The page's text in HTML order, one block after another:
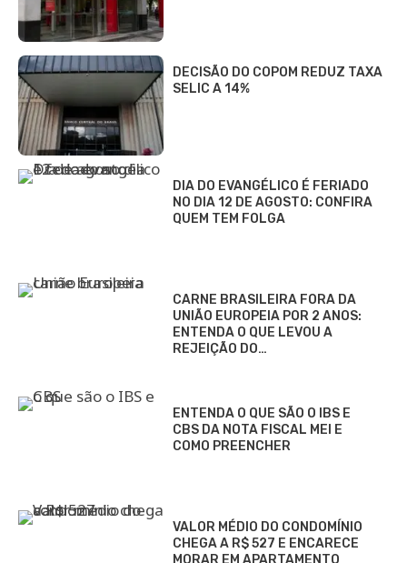
DECISÃO DO COPOM REDUZ TAXA
SELIC A 14%
DIA DO EVANGÉLICO É FERIADO
NO DIA 12 DE AGOSTO: CONFIRA
QUEM TEM FOLGA
CARNE BRASILEIRA FORA DA
UNIÃO EUROPEIA POR 2 ANOS:
ENTENDA O QUE LEVOU A
REJEIÇÃO DO…
ENTENDA O QUE SÃO O IBS E
CBS DA NOTA FISCAL MEI E
COMO PREENCHER
VALOR MÉDIO DO CONDOMÍNIO
CHEGA A R$ 527 E ENCARECE
MORAR EM APARTAMENTO